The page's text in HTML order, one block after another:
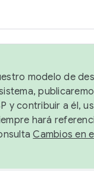
modelo de
y contribuir a él,
hará
Cambios en